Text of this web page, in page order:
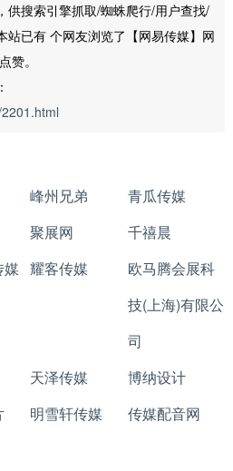
供搜索引擎抓取/蜘蛛爬行/用户查找/
站已有 个网友浏览了【网易传媒】网
赞。
峰州兄弟
青瓜传媒
聚展网
千禧晨
媒 耀客传媒
欧马腾会展科
技(上海)有限公
司
天泽传媒
博纳设计
明雪轩传媒
传媒配音网